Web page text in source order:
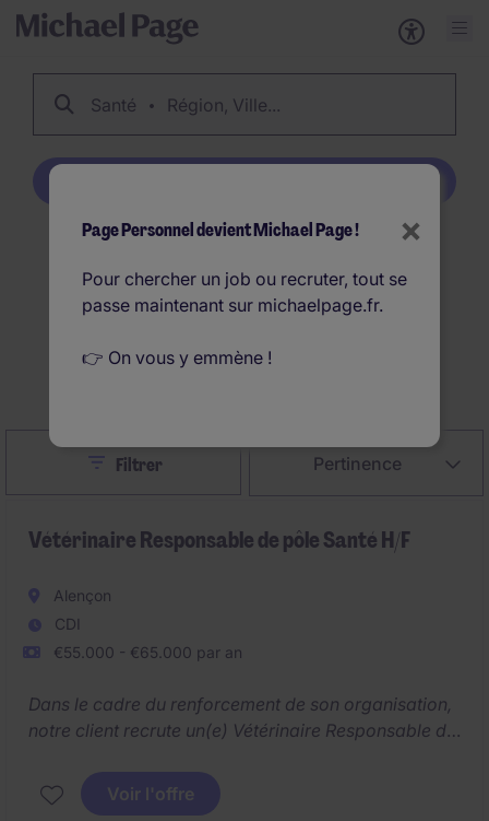
Santé Région, Ville...
228 Offres d'emploi
Santé en France
Pertinence
CloseFiltrer
Vétérinaire Responsable de pôle Santé H/F
Alençon
CDI
€55.000 - €65.000 par an
Dans le cadre du renforcement de son organisation,
notre client recrute un(e) Vétérinaire Responsable de
management et de pilotage scientifique, tout en
conservant un fort lien avec le terrain et les acteurs
Voir l'offre
×
Page Personnel devient Michael Page !
Pour chercher un job ou recruter, tout se
passe maintenant sur michaelpage.fr.
👉 On vous y emmène !